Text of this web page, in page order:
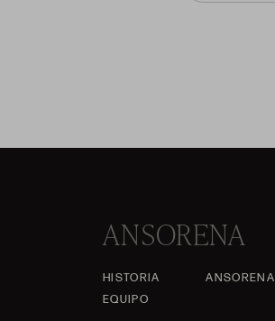
ANSORENA
HISTORIA
ANSORENA
EQUIPO